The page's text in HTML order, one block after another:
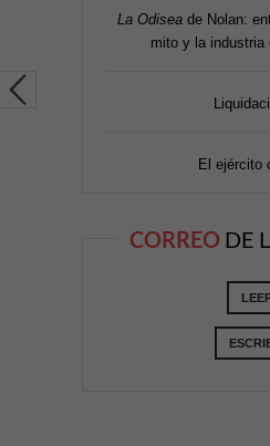
La Odisea de Nolan:
mito y la industria
El ejército
CORREO DE